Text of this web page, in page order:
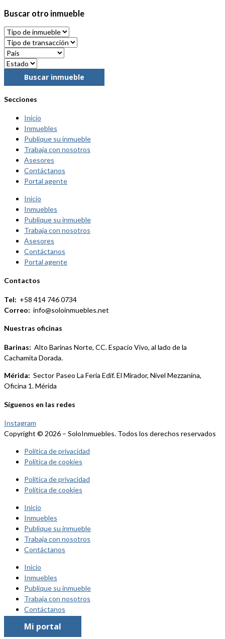
Buscar otro inmueble
Buscar inmueble
Secciones
Inicio
Inmuebles
Publique su inmueble
Trabaja con nosotros
Asesores
Contáctanos
Portal agente
Inicio
Inmuebles
Publique su inmueble
Trabaja con nosotros
Asesores
Contáctanos
Portal agente
Contactos
Tel: +58 414 746 0734
Correo: info@soloinmuebles.net
Nuestras oficinas
Barinas: Alto Barinas Norte, CC. Espacio Vivo, al lado de la
Cachamita Dorada.
Mérida: Sector Paseo La Feria Edif. El Mirador, Nivel Mezzanina,
Oficina 1. Mérida
Síguenos en las redes
Instagram
Copyright © 2026 – SoloInmuebles. Todos los derechos reservados
Política de privacidad
Política de cookies
Política de privacidad
Política de cookies
Inicio
Inmuebles
Publique su inmueble
Trabaja con nosotros
Contáctanos
Inicio
Inmuebles
Publique su inmueble
Trabaja con nosotros
Contáctanos
Mi portal